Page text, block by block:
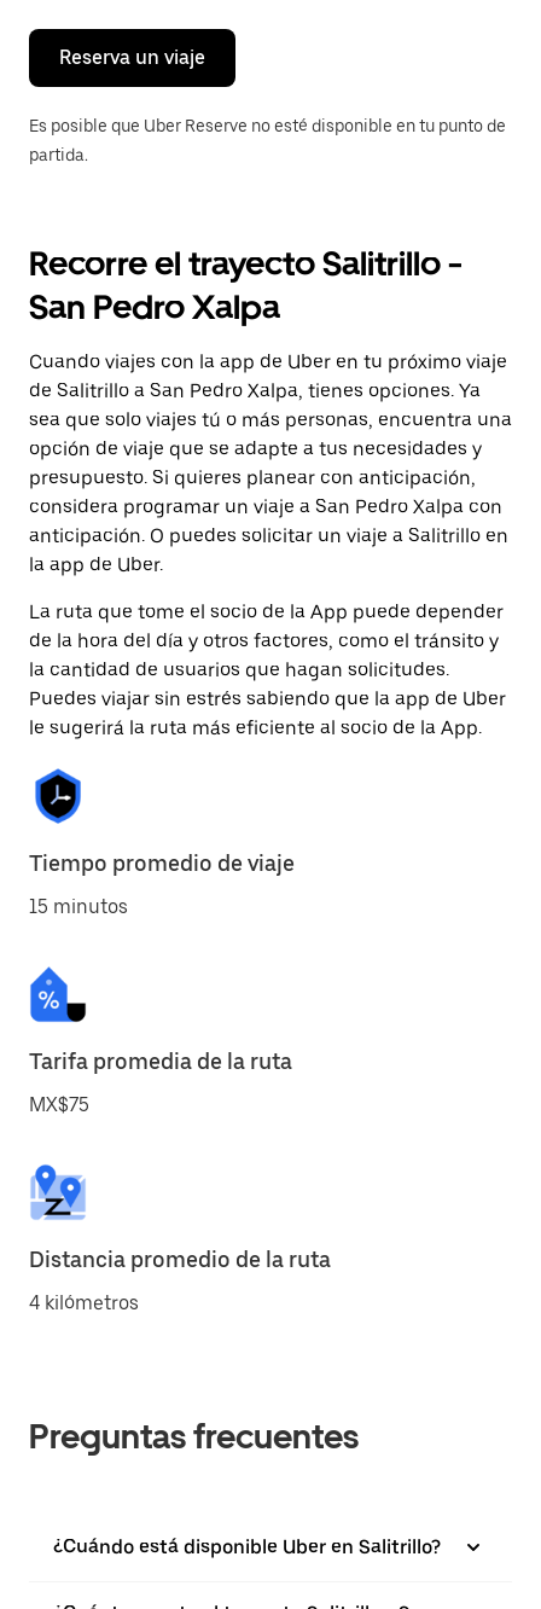
el
calendario.
Reserva un viaje
Es posible que Uber Reserve no esté disponible en tu punto de
partida.
Recorre el trayecto Salitrillo -
San Pedro Xalpa
Cuando viajes con la app de Uber en tu próximo viaje
de Salitrillo a San Pedro Xalpa, tienes opciones. Ya
sea que solo viajes tú o más personas, encuentra una
opción de viaje que se adapte a tus necesidades y
presupuesto. Si quieres planear con anticipación,
considera programar un viaje a San Pedro Xalpa con
anticipación. O puedes solicitar un viaje a Salitrillo en
la app de Uber.
La ruta que tome el socio de la App puede depender
de la hora del día y otros factores, como el tránsito y
la cantidad de usuarios que hagan solicitudes.
Puedes viajar sin estrés sabiendo que la app de Uber
le sugerirá la ruta más eficiente al socio de la App.
Tiempo promedio de viaje
15 minutos
Tarifa promedia de la ruta
MX$75
Distancia promedio de la ruta
4 kilómetros
Preguntas frecuentes
¿Cuándo está disponible Uber en Salitrillo?